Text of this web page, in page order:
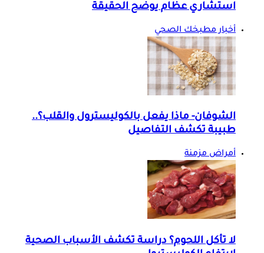
استشاري عظام يوضح الحقيقة
أخبار مطبخك الصحي
الشوفان- ماذا يفعل بالكوليسترول والقلب؟..
طبيبة تكشف التفاصيل
أمراض مزمنة
لا تأكل اللحوم؟ دراسة تكشف الأسباب الصحية